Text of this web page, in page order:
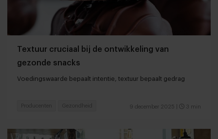
Textuur cruciaal bij de ontwikkeling van
gezonde snacks
Voedingswaarde bepaalt intentie, textuur bepaalt gedrag
9 december 2025 3 min
Producenten Gezondheid